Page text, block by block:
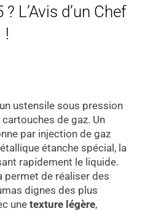
L’Avis d’un Chef
!
ustensile sous pression
de gaz. Un
par injection de gaz
étanche spécial, la
rapidement le liquide.
permet de réaliser des
dignes des plus
unetexture légère,